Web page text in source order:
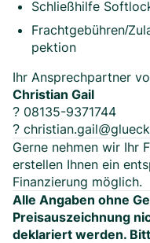
Schließhilfe
Frachtgebühren/
pektion
Ihr Ansprechpartner
Christian Gail
? 08135-9371744
?
Gerne nehmen wir Ihr
erstellen Ihnen ein
Finanzierung möglich.
Alle Angaben ohne
Preisauszeichnung
deklariert werden.